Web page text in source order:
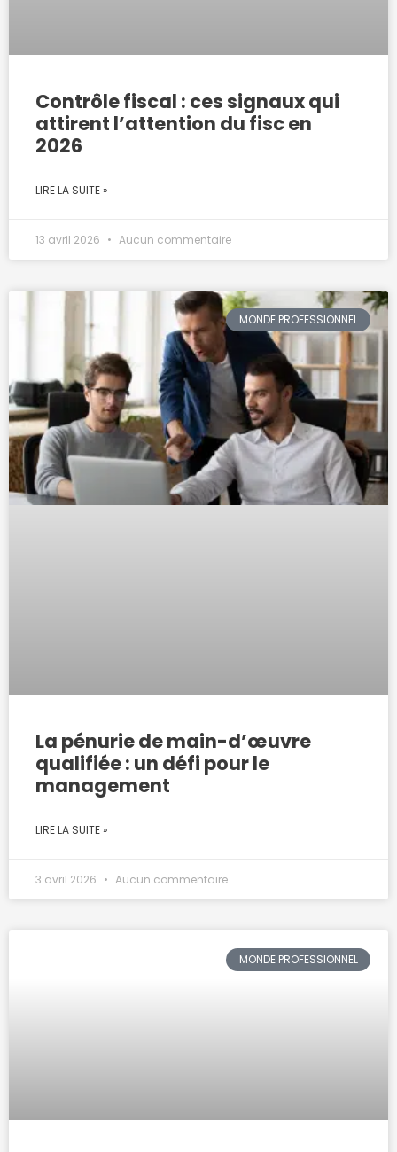
Contrôle fiscal : ces signaux qui
attirent l’attention du fisc en
2026
LIRE LA SUITE »
13 avril 2026 Aucun commentaire
MONDE PROFESSIONNEL
La pénurie de main-d’œuvre
qualifiée : un défi pour le
management
LIRE LA SUITE »
3 avril 2026 Aucun commentaire
MONDE PROFESSIONNEL